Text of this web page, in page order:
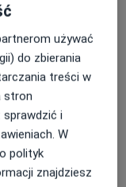
używać
do zbierania
treści w
stron
i
W
polityk
znajdziesz